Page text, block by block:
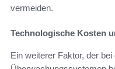
vermeiden.
Technologische Kosten
Ein weiterer Faktor, der